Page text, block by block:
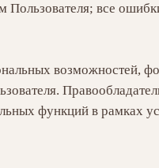
Пользователя; все
возможностей,
функций в рамках